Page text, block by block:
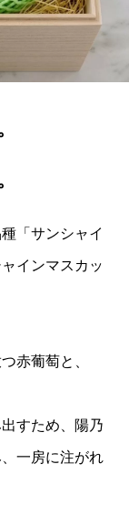
「サンシャイ
インマスカッ
赤葡萄と、
すため、陽乃
一房に注がれ